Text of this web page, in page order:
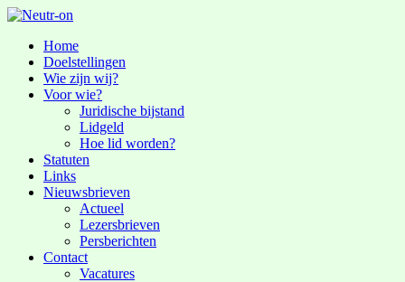
Home
Doelstellingen
Wie zijn wij?
Voor wie?
Juridische bijstand
Lidgeld
Hoe lid worden?
Statuten
Links
Nieuwsbrieven
Actueel
Lezersbrieven
Persberichten
Contact
Vacatures